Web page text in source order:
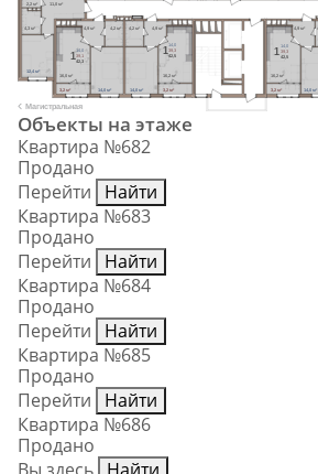
3,2 м²
4,2 м²
14,0 м²
4,9 м²
16,0 м²
4,2 м²
14,0 м²
4,9 м²
11,0 м²
2,2 м²
4,3 м²
12,4 м²
16,2 м²
14,0 м²
4,9 м²
16,2 м²
3,2 м² 3,2 м²
1
14,0
39,3
42,5
1
14,0
39,1
42,3
1
14,0
39,3
42,5
Магистральная
Объекты на этаже
Квартира №682
Продано
Перейти
Найти
Квартира №683
Продано
Перейти
Найти
Квартира №684
Продано
Перейти
Найти
Квартира №685
Продано
Перейти
Найти
Квартира №686
Продано